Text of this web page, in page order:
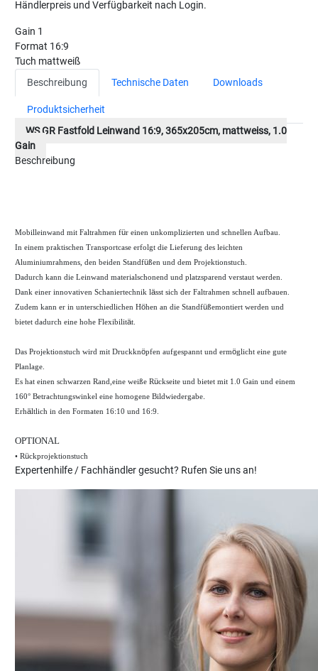
Händlerpreis und Verfügbarkeit nach Login.
Gain 1
Format 16:9
Tuch mattweiß
Beschreibung
Technische Daten Downloads
Produktsicherheit
WS GR Fastfold Leinwand 16:9, 365x205cm, mattweiss, 1.0
Gain
Beschreibung
Mobilleinwand mit Faltrahmen für einen unkomplizierten und schnellen Aufbau.
In einem praktischen Transportcase erfolgt die Lieferung des leichten
Aluminiumrahmens, den beiden Standfüßen und dem Projektionstuch.
Dadurch kann die Leinwand materialschonend und platzsparend verstaut werden.
Dank einer innovativen Schaniertechnik lässt sich der Faltrahmen schnell aufbauen.
Zudem kann er in unterschiedlichen Höhen an die Standfüßemontiert werden und
bietet dadurch eine hohe Flexibilität.
Das Projektionstuch wird mit Druckknöpfen aufgespannt und ermöglicht eine gute
Planlage.
Es hat einen schwarzen Rand,eine weiße Rückseite und bietet mit 1.0 Gain und einem
160° Betrachtungswinkel eine homogene Bildwiedergabe.
Erhältlich in den Formaten 16:10 und 16:9.
OPTIONAL
• Rückprojektionstuch
Expertenhilfe / Fachhändler gesucht? Rufen Sie uns an!